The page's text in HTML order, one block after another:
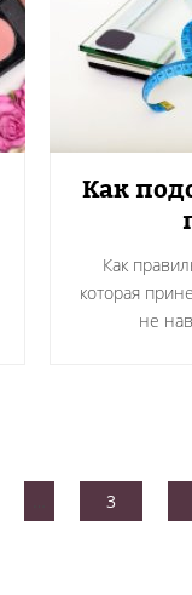
Как
Как
которая
не
3